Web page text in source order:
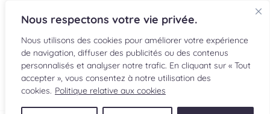
Nous respectons votre vie privée.
Nous utilisons des cookies pour améliorer votre expérience
de navigation, diffuser des publicités ou des contenus
personnalisés et analyser notre trafic. En cliquant sur « Tout
accepter », vous consentez à notre utilisation des
cookies. Politique relative aux cookies
EN